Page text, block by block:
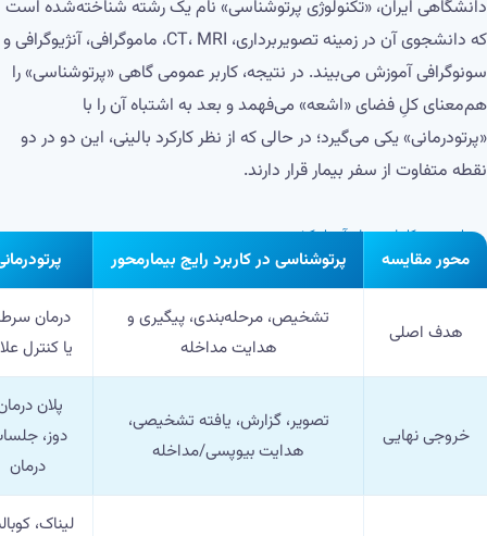
دانشگاهی ایران، «تکنولوژی پرتوشناسی» نام یک رشته شناخته‌شده است
که دانشجوی آن در زمینه تصویربرداری، CT، MRI، ماموگرافی، آنژیوگرافی و
سونوگرافی آموزش می‌بیند. در نتیجه، کاربر عمومی گاهی «پرتوشناسی» را
هم‌معنای کلِ فضای «اشعه» می‌فهمد و بعد به اشتباه آن را با
«پرتودرمانی» یکی می‌گیرد؛ در حالی که از نظر کارکرد بالینی، این دو در دو
نقطه متفاوت از سفر بیمار قرار دارند.
↔برای دیدن کاملِ جدول، آن را بکشید
محور مقایسه پرتوشناسی در کاربرد رایج بیمارمحور
هدف اصلی
تشخیص، مرحله‌بندی، پیگیری و
هدایت مداخله
درمان
یا کنترل
خروجی نهایی
تصویر، گزارش، یافته تشخیصی،
هدایت بیوپسی/مداخله
پلان
دوز،
درمان
لیناک،